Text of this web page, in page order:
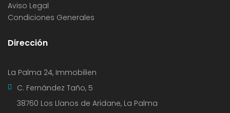
Aviso Legal
Condiciones Generales
Dirección
La Palma 24, Immobilien
C. Fernández Taño, 5
38760 Los Llanos de Aridane, La Palma